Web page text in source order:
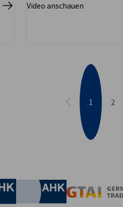
Video anschauen
Vorherige
1 2
Industrie- und Handelskammer
Industrie- und Handelskammer
AHK.de